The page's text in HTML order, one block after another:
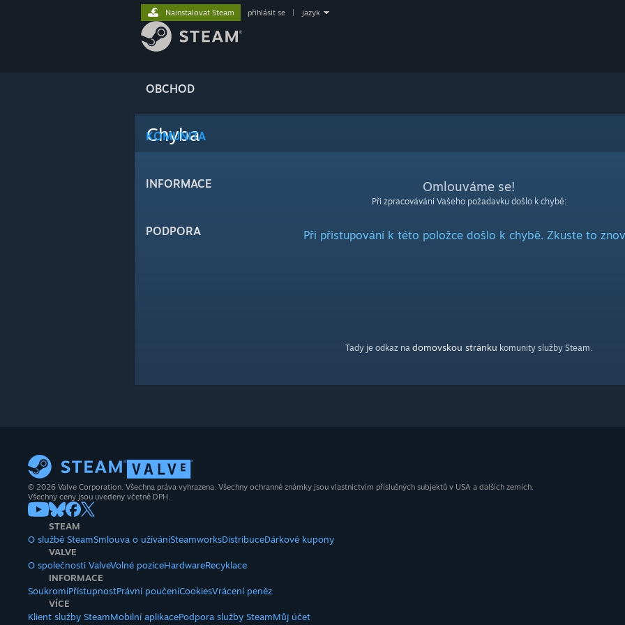
OBCHOD
KOMUNITA
INFORMACE
PODPORA
Nainstalovat Steam přihlásit se jazyk
Chyba
Omlouváme se!
Při zpracovávání Vašeho požadavku došlo k chybě:
Při přistupování k této položce došlo k chybě. Zkuste to
Tady je odkaz na domovskou stránku komunity služby Steam.
© 2026 Valve Corporation. Všechna práva vyhrazena. Všechny ochranné známky jsou vlastnictvím příslušných subjektů v USA a dalších zemích.
Všechny ceny jsou uvedeny včetně DPH.
STEAM
O službě SteamSmlouva o užíváníSteamworksDistribuceDárkové kupony
VALVE
O společnosti ValveVolné poziceHardwareRecyklace
INFORMACE
SoukromíPřístupnostPrávní poučeníCookiesVrácení peněz
VÍCE
Klient služby SteamMobilní aplikacePodpora služby SteamMůj účet